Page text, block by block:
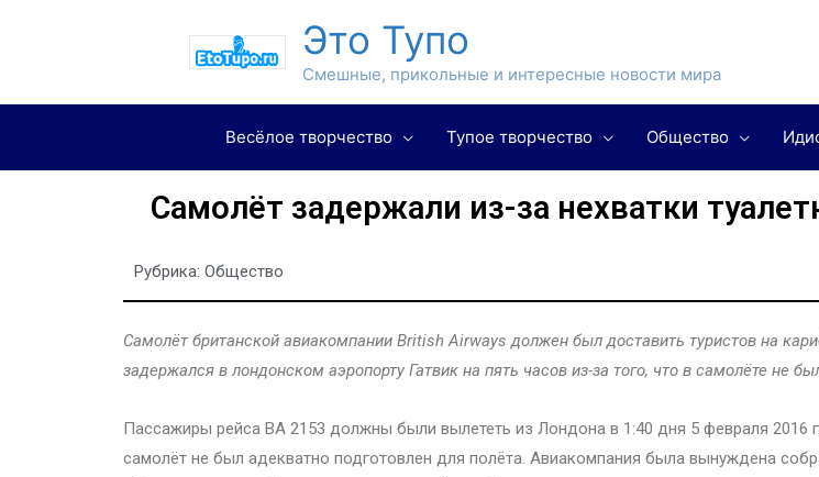
Это Тупо
Смешные, прикольные и интересные новости мира
Весёлое творчество Тупое творчество Общество
Самолёт задержали из-за нехватки
Рубрика: Общество
Самолёт британской авиакомпании British Airways должен был доставить туристов на
задержался в лондонском аэропорту Гатвик на пять часов из-за того, что в самолёте не
Пассажиры рейса BA 2153 должны были вылететь из Лондона в 1:40 дня 5 февраля 2016
самолёт не был адекватно подготовлен для полёта. Авиакомпания была вынуждена